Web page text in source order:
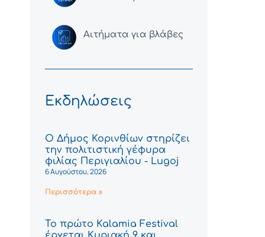
Αιτήματα για βλάβες
Εκδηλώσεις
Ο Δήμος Κορινθίων στηρίζει
την πολιτιστική γέφυρα
φιλίας Περιγιαλίου - Lugoj
6 Αυγούστου, 2026
Περισσότερα »
Το πρώτο Kalamia Festival